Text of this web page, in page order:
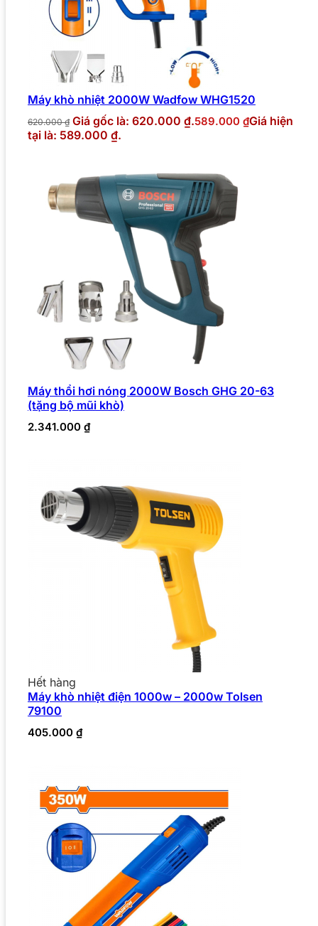
Máy khò nhiệt 2000W Wadfow WHG1520
620.000₫ Giá gốc là: 620.000 ₫.589.000 ₫Giá hiện
tại là: 589.000 ₫.
Máy thổi hơi nóng 2000W Bosch GHG 20-63
(tặng bộ mũi khò)
2.341.000 ₫
Hết hàng
Máy khò nhiệt điện 1000w – 2000w Tolsen
79100
405.000 ₫